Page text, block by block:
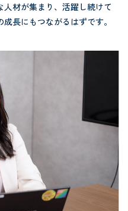
材が集まり、活躍し続けて
長にもつながるはずです。